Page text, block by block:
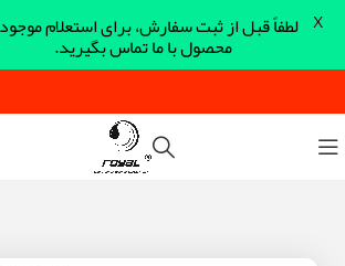
لطفاً قبل از ثبت سفارش، برای استعلام
محصول با ما تماس بگیرید.
X